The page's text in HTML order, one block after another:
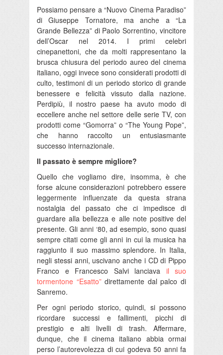
Possiamo pensare a “Nuovo Cinema Paradiso”
di Giuseppe Tornatore, ma anche a “La
Grande Bellezza” di Paolo Sorrentino, vincitore
dell’Oscar nel 2014. I primi celebri
cinepanettoni, che da molti rappresentano la
brusca chiusura del periodo aureo del cinema
italiano, oggi invece sono considerati prodotti di
culto, testimoni di un periodo storico di grande
benessere e felicità vissuto dalla nazione.
Perdipiù, il nostro paese ha avuto modo di
eccellere anche nel settore delle serie TV, con
prodotti come “Gomorra” o “The Young Pope”,
che hanno raccolto un entusiasmante
successo internazionale.
Il passato è sempre migliore?
Quello che vogliamo dire, insomma, è che
forse alcune considerazioni potrebbero essere
leggermente influenzate da questa strana
nostalgia del passato che ci impedisce di
guardare alla bellezza e alle note positive del
presente. Gli anni ‘80, ad esempio, sono quasi
sempre citati come gli anni in cui la musica ha
raggiunto il suo massimo splendore. In Italia,
negli stessi anni, uscivano anche i CD di Pippo
Franco e Francesco Salvi lanciava il suo
tormentone “Esatto”direttamente dal palco di
Sanremo.
Per ogni periodo storico, quindi, si possono
ricordare successi e fallimenti, picchi di
prestigio e alti livelli di trash. Affermare,
dunque, che il cinema italiano abbia ormai
perso l’autorevolezza di cui godeva 50 anni fa